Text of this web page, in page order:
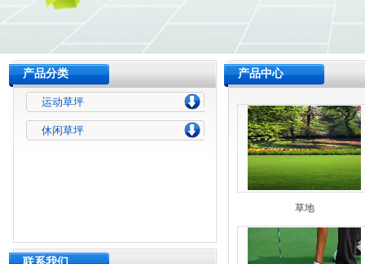
产品分类
运动草坪
休闲草坪
产品中心
草地